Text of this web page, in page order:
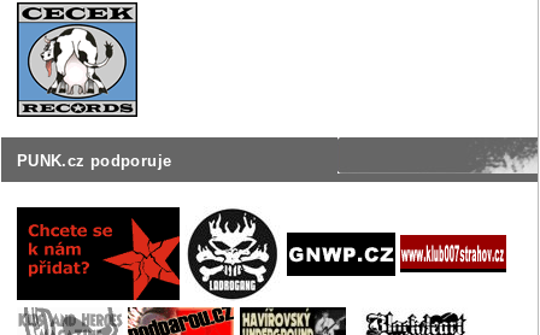
PUNK.cz podporuje